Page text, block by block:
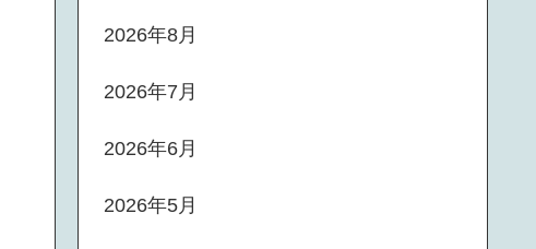
2026年8月
2026年7月
2026年6月
2026年5月